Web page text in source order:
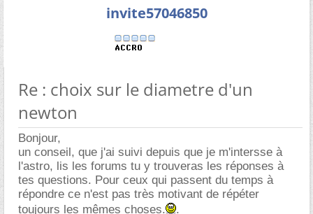
invite57046850
Re : choix sur le diametre d'un
newton
Bonjour,
un conseil, que j'ai suivi depuis que je m'intersse à
l'astro, lis les forums tu y trouveras les réponses à
tes questions. Pour ceux qui passent du temps à
répondre ce n'est pas très motivant de répéter
toujours les mêmes choses.
.